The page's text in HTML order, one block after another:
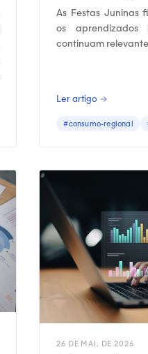
As Festas Juninas
os
continuam
Ler artigo →
#consumo-regional
26 DE MAI. DE 2026